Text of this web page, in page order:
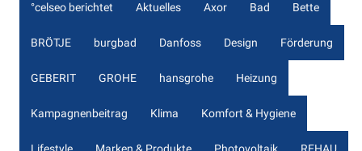
°celseo berichtet Aktuelles Axor Bad Bette
BRÖTJE burgbad Danfoss Design Förderung
GEBERIT GROHE hansgrohe Heizung
Kampagnenbeitrag Klima Komfort & Hygiene